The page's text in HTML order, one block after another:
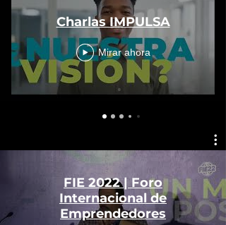
Charlas IMPULSA
Mirar ahora
FIE 2022 | Foro
Internacional de
Emprendedores